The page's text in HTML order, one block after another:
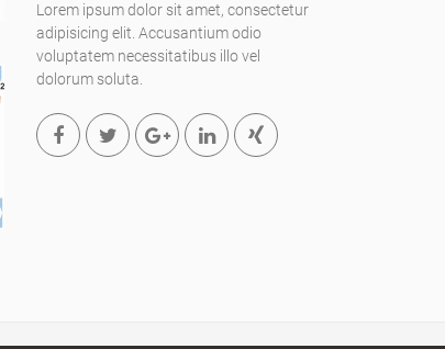
Lorem ipsum dolor sit amet, consectetur
adipisicing elit. Accusantium odio
voluptatem necessitatibus illo vel
dolorum soluta.